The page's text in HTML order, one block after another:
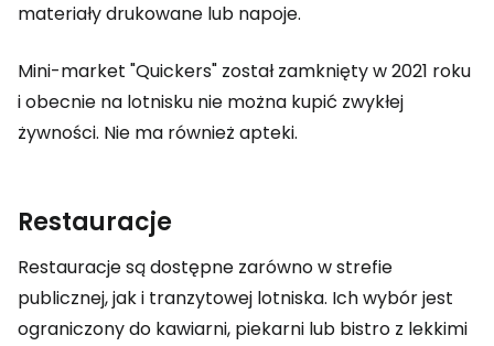
materiały drukowane lub napoje.
Mini-market "Quickers" został zamknięty w 2021 roku
i obecnie na lotnisku nie można kupić zwykłej
żywności. Nie ma również apteki.
Restauracje
Restauracje są dostępne zarówno w strefie
publicznej, jak i tranzytowej lotniska. Ich wybór jest
ograniczony do kawiarni, piekarni lub bistro z lekkimi